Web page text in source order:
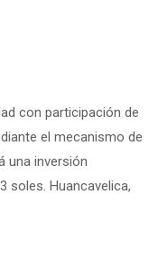
con participación de
el mecanismo de
una inversión
soles. Huancavelica,